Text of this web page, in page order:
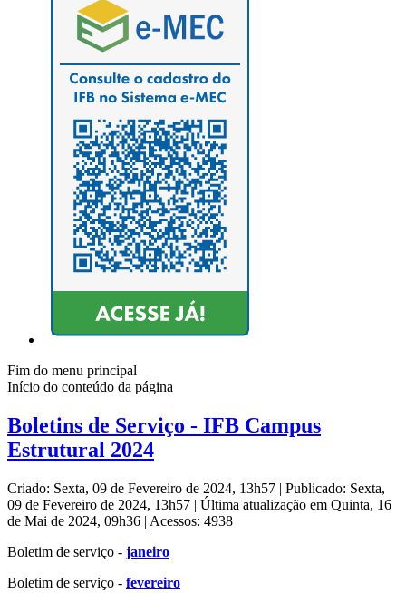
Fim do menu principal
Início do conteúdo da página
Boletins de Serviço - IFB Campus
Estrutural 2024
Criado: Sexta, 09 de Fevereiro de 2024, 13h57 | Publicado: Sexta,
09 de Fevereiro de 2024, 13h57 | Última atualização em Quinta, 16
de Mai de 2024, 09h36 | Acessos: 4938
Boletim de serviço - janeiro
Boletim de serviço - fevereiro